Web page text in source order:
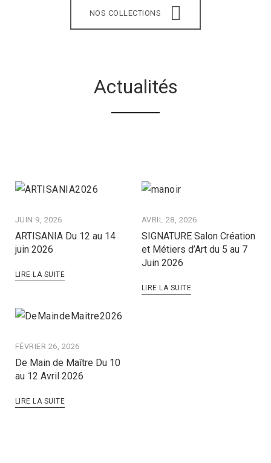
NOS COLLECTIONS
Actualités
JUIN 9, 2026
ARTISANIA Du 12 au 14
juin 2026
LIRE LA SUITE
AVRIL 28, 2026
SIGNATURE Salon Création
et Métiers d’Art du 5 au 7
Juin 2026
LIRE LA SUITE
FÉVRIER 26, 2026
De Main de Maître Du 10
au 12 Avril 2026
LIRE LA SUITE